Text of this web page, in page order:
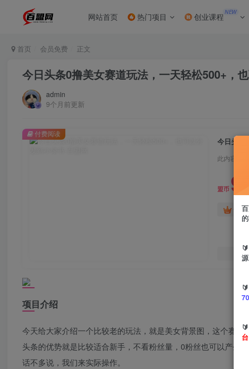
网站首页 热门项目 创业课程 NEW
首页 会员免费 正文
今日头条0撸美女赛道玩法，一天轻松500+，
admin
9个月前更新
今日头条
此内容为
盟币 9.9
黄金
付费阅读
项目介绍
今天给大家介绍一个比较老的玩法，就是美女背景图，这个赛
头条的优势就是比较适合新手，不看粉丝量，0粉丝也可以产生
话不多说，我们来实际操作。
🔰